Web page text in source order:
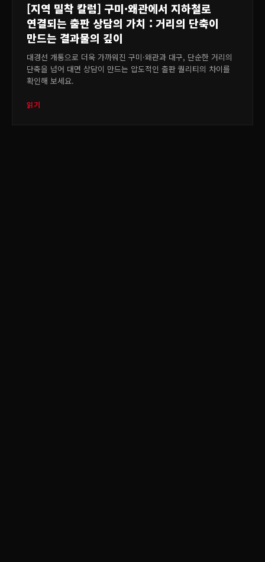
[지역 밀착 칼럼] 구미·왜관에서 지하철로
연결되는 출판 상담의 가치 : 거리의 단축이
만드는 결과물의 깊이
대경선 개통으로 더욱 가까워진 구미·왜관과 대구, 단순한 거리의
단축을 넘어 대면 상담이 만드는 압도적인 출판 퀄리티의 차이를
확인해 보세요.
읽기